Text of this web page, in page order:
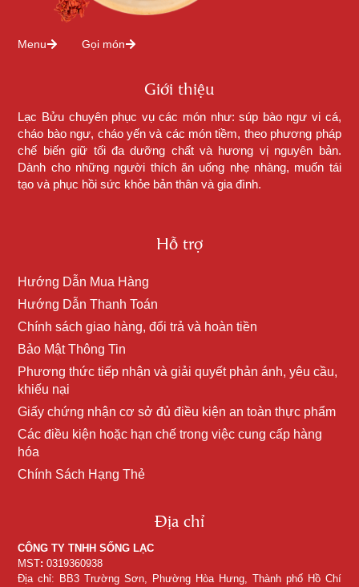
Menu Gọi món
Giới thiệu
Lạc Bửu chuyên phục vụ các món như: súp bào ngư vi cá,
cháo bào ngư, cháo yến và các món tiềm, theo phương pháp
chế biến giữ tối đa dưỡng chất và hương vị nguyên bản.
Dành cho những người thích ăn uống nhẹ nhàng, muốn tái
tạo và phục hồi sức khỏe bản thân và gia đình.
Hỗ trợ
Hướng Dẫn Mua Hàng
Hướng Dẫn Thanh Toán
Chính sách giao hàng, đổi trả và hoàn tiền
Bảo Mật Thông Tin
Phương thức tiếp nhận và giải quyết phản ánh, yêu cầu,
khiếu nại
Giấy chứng nhận cơ sở đủ điều kiện an toàn thực phẩm
Các điều kiện hoặc hạn chế trong việc cung cấp hàng
hóa
Chính Sách Hạng Thẻ
Địa chỉ
CÔNG TY TNHH SỐNG LẠC
MST: 0319360938
Địa chỉ: BB3 Trường Sơn, Phường Hòa Hưng, Thành phố Hồ Chí